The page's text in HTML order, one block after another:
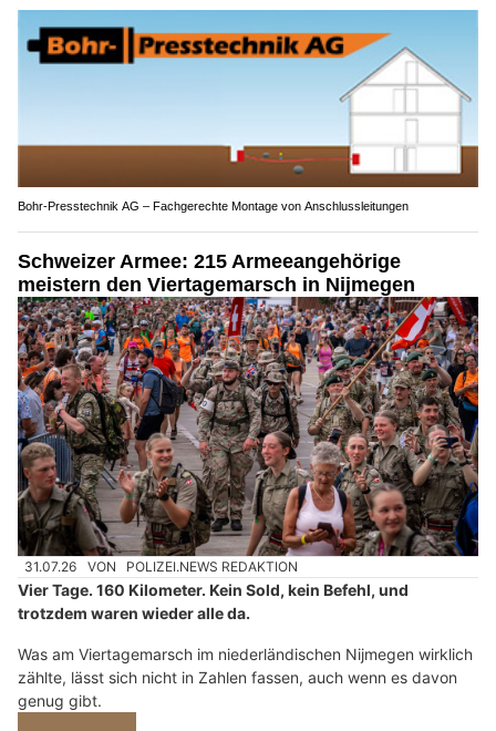
Bohr-Presstechnik AG – Fachgerechte Montage von Anschlussleitungen
Schweizer Armee: 215 Armeeangehörige
meistern den Viertagemarsch in Nijmegen
31.07.26 VON POLIZEI.NEWS REDAKTION
Vier Tage. 160 Kilometer. Kein Sold, kein Befehl, und
trotzdem waren wieder alle da.
Was am Viertagemarsch im niederländischen Nijmegen wirklich
zählte, lässt sich nicht in Zahlen fassen, auch wenn es davon
genug gibt.